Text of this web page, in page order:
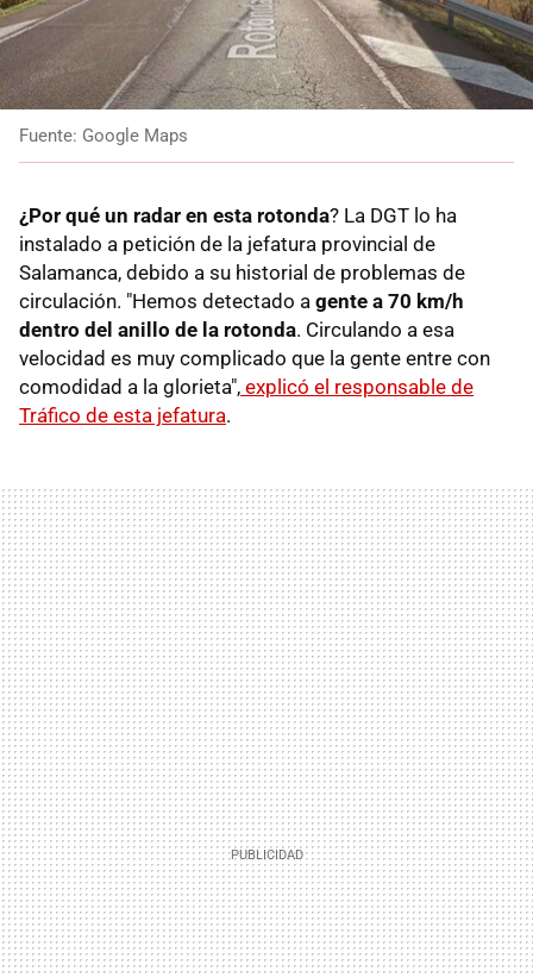
Fuente: Google Maps
¿Por qué un radar en esta rotonda? La DGT lo ha
instalado a petición de la jefatura provincial de
Salamanca, debido a su historial de problemas de
circulación. "Hemos detectado a gente a 70 km/h
dentro del anillo de la rotonda. Circulando a esa
velocidad es muy complicado que la gente entre con
comodidad a la glorieta", explicó el responsable de
Tráfico de esta jefatura.